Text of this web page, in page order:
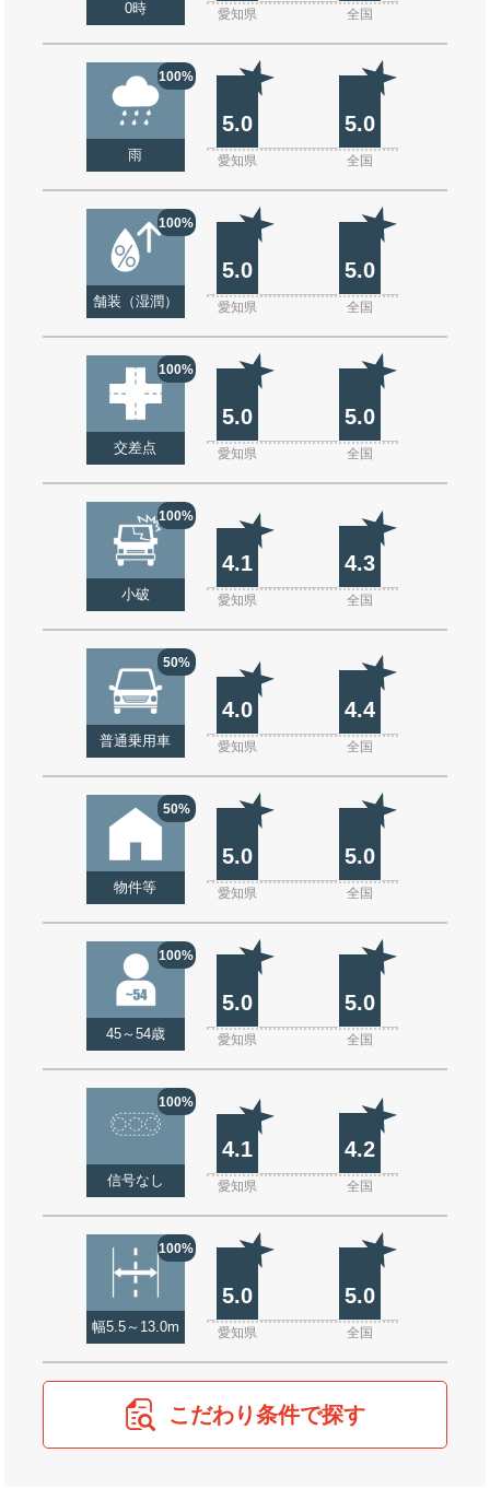
0時 愛知県 全国
100%
雨
5.0 5.0
愛知県 全国
100%
舗装（湿潤）
5.0 5.0
愛知県 全国
100%
交差点
5.0 5.0
愛知県 全国
100%
小破
4.1 4.3
愛知県 全国
50%
普通乗用車
4.0 4.4
愛知県 全国
50%
物件等
5.0 5.0
愛知県 全国
100%
45～54歳
5.0 5.0
愛知県 全国
100%
信号なし
4.1 4.2
愛知県 全国
100%
幅5.5～13.0m
5.0 5.0
愛知県 全国
こだわり条件で探す